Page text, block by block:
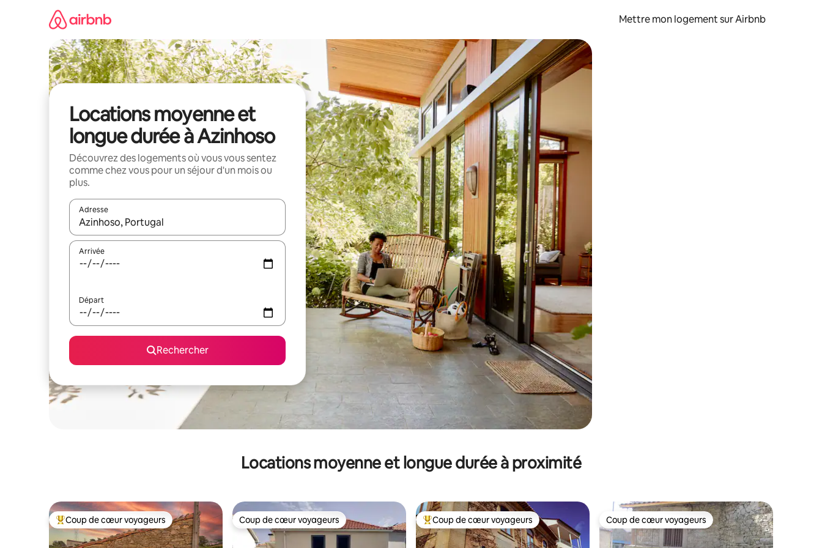
Mettre mon logement sur Airbnb
Locations moyenne et
longue durée à Azinhoso
Découvrez des logements où vous vous sentez
comme chez vous pour un séjour d'un mois ou
plus.
Adresse
Lorsque les résultats s'affichent, utilisez les flèches vers le haut et vers le bas pour les parcourir ou en appuyant et en faisant glisser.
Arrivée
Départ
Rechercher
Locations moyenne et longue durée à proximité
Coups de cœur voyageurs les plus appréciés
Coup de cœur voyageurs Coup de cœur voyageurs
Coup de cœur voyageurs Coups de cœur voyageurs les plus appréciés
Coup de cœur voyageurs Coup de cœur voyageurs
Coup de cœur voyageurs